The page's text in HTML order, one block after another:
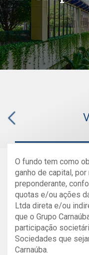
O fundo tem como
ganho de capital,
preponderante,
quotas e/ou ações
Ltda direta e/ou
que o Grupo
participação
Sociedades que
Carnaúba.